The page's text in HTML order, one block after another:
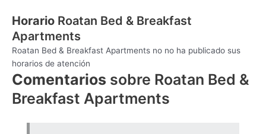
Horario Roatan Bed & Breakfast
Apartments
Roatan Bed & Breakfast Apartments no no ha publicado sus
horarios de atención
Comentarios sobre Roatan Bed &
Breakfast Apartments